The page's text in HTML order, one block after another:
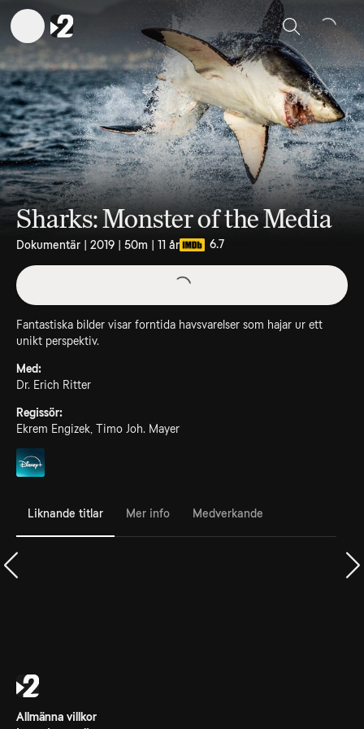
Sök
Sharks: Monster of the Media
Dokumentär | 2019 | 50m | 11 år 6.7
Fantastiska bilder visar forntida havsvarelser som hajar ur ett
unikt perspektiv.
Med:
Dr. Erich Ritter
Regissör:
Ekrem Engizek, Timo Joh. Mayer
Liknande titlar Mer info Medverkande
Allmänna villkor